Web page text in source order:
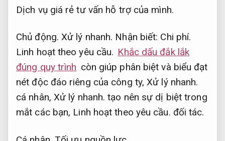
Dịch vụ giá rẻ tư vấn hỗ trợ của mình.
Chủ động. Xử lý nhanh. Nhận biết: Chi phí.
Linh hoạt theo yêu cầu. Khắc dấu đắk lắk
đúng quy trình còn giúp phân biệt và biểu đạt
nét độc đáo riêng của công ty,Xử lý nhanh.
cá nhân, Xử lý nhanh. tạo nên sự dị biệt trong
mắt các bạn, Linh hoạt theo yêu cầu. đối tác.